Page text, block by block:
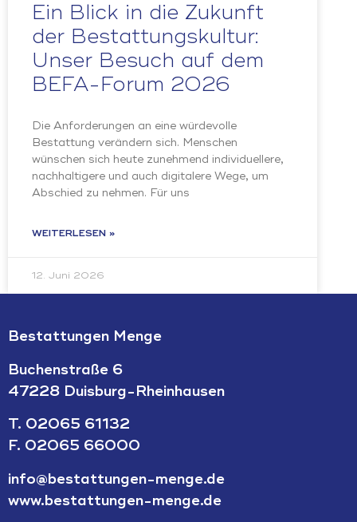
Ein Blick in die Zukunft
der Bestattungskultur:
Unser Besuch auf dem
BEFA-Forum 2026
Die Anforderungen an eine würdevolle
Bestattung verändern sich. Menschen
wünschen sich heute zunehmend individuellere,
nachhaltigere und auch digitalere Wege, um
Abschied zu nehmen. Für uns
WEITERLESEN »
12. Juni 2026
Bestattungen Menge
Buchenstraße 6
47228 Duisburg-Rheinhausen
T. 02065 61132
F. 02065 66000
info@bestattungen-menge.de
www.bestattungen-menge.de